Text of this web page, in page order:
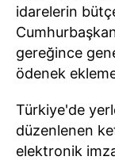
idarelerin
gereğince
ödenek
Türkiye'de
düzenlenen
elektronik